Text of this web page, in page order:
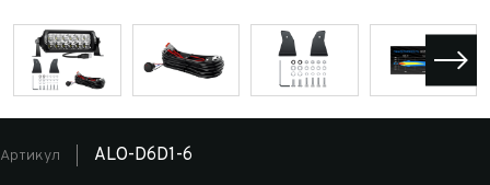
Артикул ALO-D6D1-6